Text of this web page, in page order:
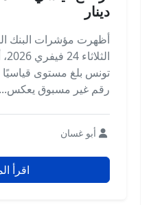
دينار
أظهرت مؤشرات البنك
رقم غير مسبوق يعكس...
أبو غسان
اقرأ